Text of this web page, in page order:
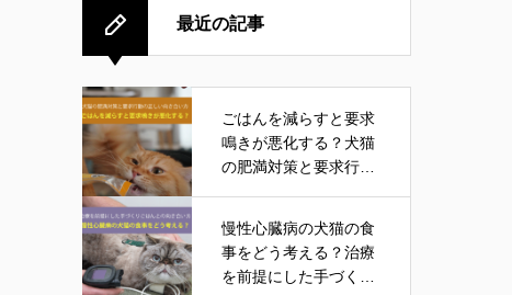
最近の記事
ごはんを減らすと要求
鳴きが悪化する？犬猫
の肥満対策と要求行動
慢性心臓病の犬猫の食
事をどう考える？治療
を前提にした手づくり